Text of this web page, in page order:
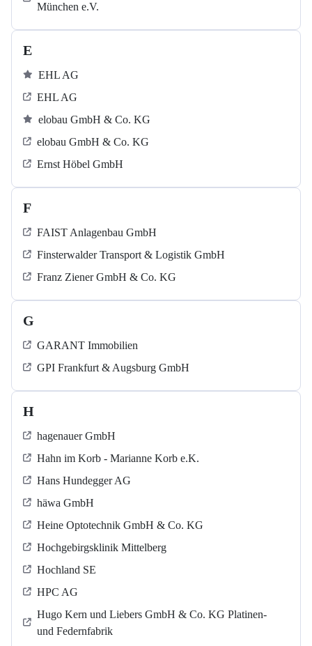
München e.V.
E
EHL AG
EHL AG
elobau GmbH & Co. KG
elobau GmbH & Co. KG
Ernst Höbel GmbH
F
FAIST Anlagenbau GmbH
Finsterwalder Transport & Logistik GmbH
Franz Ziener GmbH & Co. KG
G
GARANT Immobilien
GPI Frankfurt & Augsburg GmbH
H
hagenauer GmbH
Hahn im Korb - Marianne Korb e.K.
Hans Hundegger AG
häwa GmbH
Heine Optotechnik GmbH & Co. KG
Hochgebirgsklinik Mittelberg
Hochland SE
HPC AG
Hugo Kern und Liebers GmbH & Co. KG Platinen-
und Federnfabrik